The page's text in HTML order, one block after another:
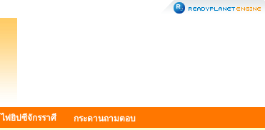
ไพ่ยิปซีจักรราศี กระดานถามตอบ